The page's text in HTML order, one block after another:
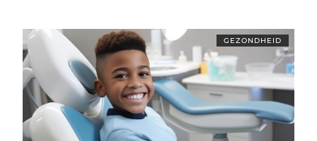
GEZONDHEID